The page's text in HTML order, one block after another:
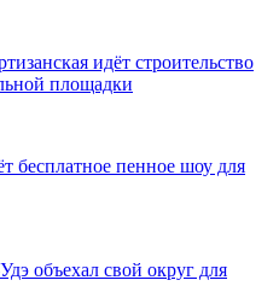
идёт строительство
площадки
бесплатное пенное шоу для
объехал свой округ для